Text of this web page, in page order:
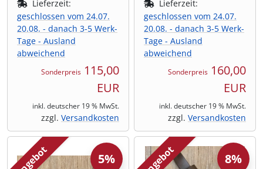
Lieferzeit:
geschlossen vom 24.07.
20.08. - danach 3-5 Werk-
Tage - Ausland
abweichend
Sonderpreis 115,00
EUR
inkl. deutscher 19 % MwSt.
zzgl. Versandkosten
Lieferzeit:
geschlossen vom 24.07.
20.08. - danach 3-5 Werk-
Tage - Ausland
abweichend
Sonderpreis 160,00
EUR
inkl. deutscher 19 % MwSt.
zzgl. Versandkosten
Angebot 5% Angebot 8%